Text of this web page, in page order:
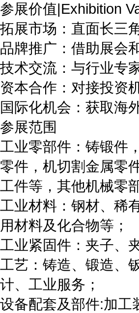
参展价值|Exhibition
拓展市场：直面长三
品牌推广：借助展会
技术交流：与行业专
资本合作：对接投资
国际化机会：获取海
参展范围
工业零部件：铸锻件
零件，机切割金属零
工件等，其他机械零
工业材料：钢材、稀
用材料及化合物等；
工业紧固件：夹子、
工艺：铸造、锻造、
计、工业服务；
设备配套及部件:加工